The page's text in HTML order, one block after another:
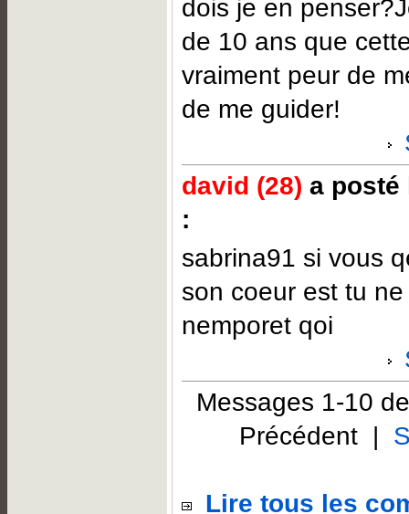
dois je en
de 10 ans que
vraiment peur de
de me guider!
david (28) a posté
:
sabrina91 si vous
son coeur est tu
nemporet qoi
Messages 1-10
Précédent |
Lire tous les